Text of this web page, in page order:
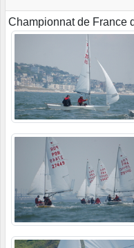
Championnat de France